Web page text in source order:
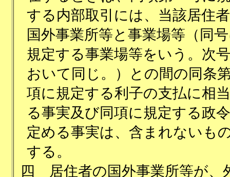
する内部取引には、当該居住
国外事業所等と事業場等（同
規定する事業場等をいう。次
おいて同じ。）との間の同条
項に規定する利子の支払に相
る事実及び同項に規定する政
定める事実は、含まれないも
する。
四
居住者の国外事業所等が、